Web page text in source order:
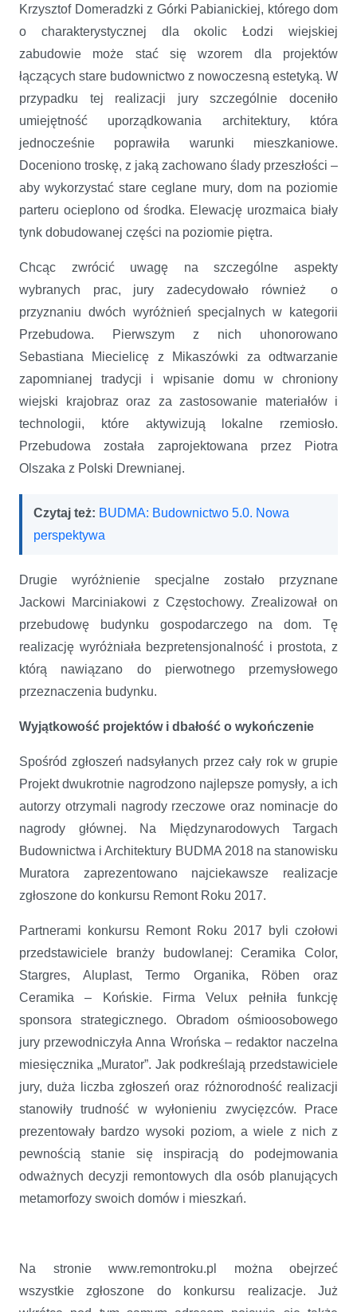
Krzysztof Domeradzki z Górki Pabianickiej, którego dom
o charakterystycznej dla okolic Łodzi wiejskiej
zabudowie może stać się wzorem dla projektów
łączących stare budownictwo z nowoczesną estetyką. W
przypadku tej realizacji jury szczególnie doceniło
umiejętność uporządkowania architektury, która
jednocześnie poprawiła warunki mieszkaniowe.
Doceniono troskę, z jaką zachowano ślady przeszłości –
aby wykorzystać stare ceglane mury, dom na poziomie
parteru ocieplono od środka. Elewację urozmaica biały
tynk dobudowanej części na poziomie piętra.
Chcąc zwrócić uwagę na szczególne aspekty
wybranych prac, jury zadecydowało również o
przyznaniu dwóch wyróżnień specjalnych w kategorii
Przebudowa. Pierwszym z nich uhonorowano
Sebastiana Miecielicę z Mikaszówki za odtwarzanie
zapomnianej tradycji i wpisanie domu w chroniony
wiejski krajobraz oraz za zastosowanie materiałów i
technologii, które aktywizują lokalne rzemiosło.
Przebudowa została zaprojektowana przez Piotra
Olszaka z Polski Drewnianej.
Czytaj też: BUDMA: Budownictwo 5.0. Nowa
perspektywa
Drugie wyróżnienie specjalne zostało przyznane
Jackowi Marciniakowi z Częstochowy. Zrealizował on
przebudowę budynku gospodarczego na dom. Tę
realizację wyróżniała bezpretensjonalność i prostota, z
którą nawiązano do pierwotnego przemysłowego
przeznaczenia budynku.
Wyjątkowość projektów i dbałość o wykończenie
Spośród zgłoszeń nadsyłanych przez cały rok w grupie
Projekt dwukrotnie nagrodzono najlepsze pomysły, a ich
autorzy otrzymali nagrody rzeczowe oraz nominacje do
nagrody głównej. Na Międzynarodowych Targach
Budownictwa i Architektury BUDMA 2018 na stanowisku
Muratora zaprezentowano najciekawsze realizacje
zgłoszone do konkursu Remont Roku 2017.
Partnerami konkursu Remont Roku 2017 byli czołowi
przedstawiciele branży budowlanej: Ceramika Color,
Stargres, Aluplast, Termo Organika, Röben oraz
Ceramika – Końskie. Firma Velux pełniła funkcję
sponsora strategicznego. Obradom ośmioosobowego
jury przewodniczyła Anna Wrońska – redaktor naczelna
miesięcznika „Murator”. Jak podkreślają przedstawiciele
jury, duża liczba zgłoszeń oraz różnorodność realizacji
stanowiły trudność w wyłonieniu zwycięzców. Prace
prezentowały bardzo wysoki poziom, a wiele z nich z
pewnością stanie się inspiracją do podejmowania
odważnych decyzji remontowych dla osób planujących
metamorfozy swoich domów i mieszkań.
Na stronie www.remontroku.pl można obejrzeć
wszystkie zgłoszone do konkursu realizacje. Już